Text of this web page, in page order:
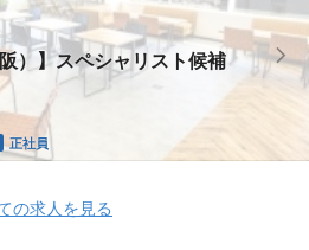
）】スペシャリスト候補
正社員
の求人を見る